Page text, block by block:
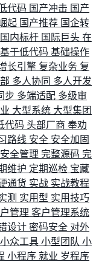
代码 国产冲击 国产
起 国产推荐 国企转
国内标杆 国际巨头 在
基于低代码 基础操作
长引擎 复杂业务 复
多人协同 多人开发
步 多端适配 多级审
大型系统 大型集团
代码 头部厂商 奉劝
路线 安全 安全加固
安全管理 完整源码 完
维护 定期巡检 宝藏
通货 实战 实战教程
测 实用型 实用技巧
管理 客户管理系统
设计 密码安全 对外
小众工具 小型团队 小
小程序 就业 岁程序